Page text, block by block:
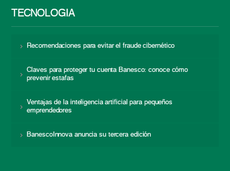
TECNOLOGÍA
Recomendaciones para evitar el fraude cibernético
Claves para proteger tu cuenta Banesco: conoce cómo
prevenir estafas
Ventajas de la inteligencia artificial para pequeños
emprendedores
BanescoInnova anuncia su tercera edición